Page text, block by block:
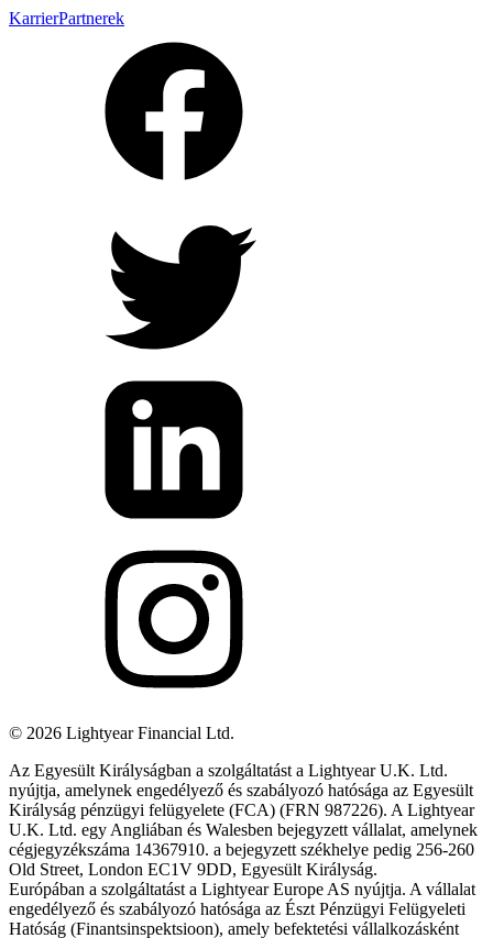
KarrierPartnerek
© 2026 Lightyear Financial Ltd.
Az Egyesült Királyságban a szolgáltatást a Lightyear U.K. Ltd.
nyújtja, amelynek engedélyező és szabályozó hatósága az Egyesült
Királyság pénzügyi felügyelete (FCA) (FRN 987226). A Lightyear
U.K. Ltd. egy Angliában és Walesben bejegyzett vállalat, amelynek
cégjegyzékszáma 14367910. a bejegyzett székhelye pedig 256-260
Old Street, London EC1V 9DD, Egyesült Királyság.
Európában a szolgáltatást a Lightyear Europe AS nyújtja. A vállalat
engedélyező és szabályozó hatósága az Észt Pénzügyi Felügyeleti
Hatóság (Finantsinspektsioon), amely befektetési vállalkozásként